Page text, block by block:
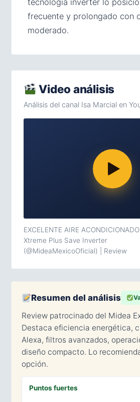
tecnología inverter lo
frecuente y prolongado con
moderado.
Video análisis
Análisis del canal Isa Marcial en
EXCELENTE AIRE
Xtreme Plus Save Inverter
(@MideaMexicoOficial) | Review
Resumen del análisis
Review patrocinado del Midea
Destaca eficiencia energética,
Alexa, filtros avanzados,
diseño compacto. Lo
opción.
Puntos fuertes